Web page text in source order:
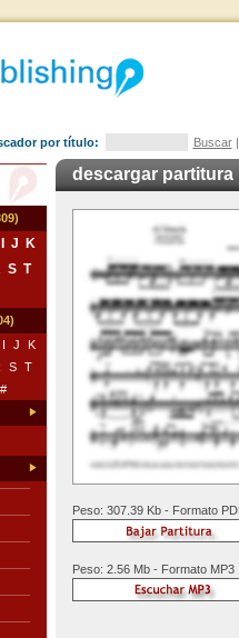
por título: Buscar
J
K
S T
I J
K
S T
#
descargar partitura
Peso: 307.39 Kb - Formato
Peso: 2.56 Mb - Formato MP3